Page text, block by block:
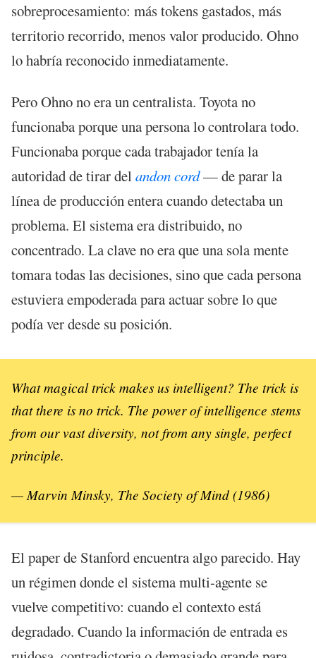
sobreprocesamiento: más tokens gastados, más
territorio recorrido, menos valor producido. Ohno
lo habría reconocido inmediatamente.
Pero Ohno no era un centralista. Toyota no
funcionaba porque una persona lo controlara todo.
Funcionaba porque cada trabajador tenía la
autoridad de tirar del andon cord— de parar la
línea de producción entera cuando detectaba un
problema. El sistema era distribuido, no
concentrado. La clave no era que una sola mente
tomara todas las decisiones, sino que cada persona
estuviera empoderada para actuar sobre lo que
podía ver desde su posición.
What magical trick makes us intelligent? The trick is
that there is no trick. The power of intelligence stems
from our vast diversity, not from any single, perfect
principle.
— Marvin Minsky, The Society of Mind(1986)
El paper de Stanford encuentra algo parecido. Hay
un régimen donde el sistema multi-agente se
vuelve competitivo: cuando el contexto está
degradado. Cuando la información de entrada es